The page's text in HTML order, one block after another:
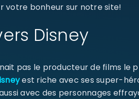
votre bonheur sur notre site!
Disney
pas le producteur de films le
est riche avec ses super-
avec des personnages